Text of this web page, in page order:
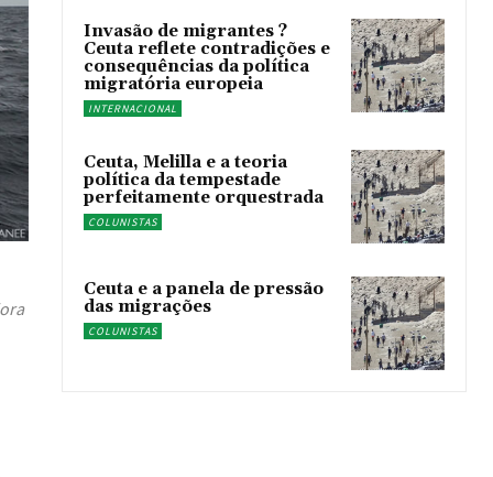
Invasão de migrantes ?
Ceuta reflete contradições e
consequências da política
migratória europeia
INTERNACIONAL
Ceuta, Melilla e a teoria
política da tempestade
perfeitamente orquestrada
COLUNISTAS
Ceuta e a panela de pressão
das migrações
COLUNISTAS